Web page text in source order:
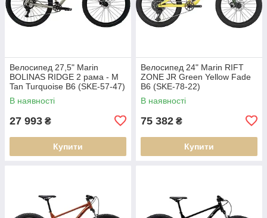
Велосипед 27,5" Marin
BOLINAS RIDGE 2 рама - M
Tan Turquoise B6 (SKE-57-47)
В наявності
27 993 ₴
Купити
Велосипед 24" Marin RIFT
ZONE JR Green Yellow Fade
B6 (SKE-78-22)
В наявності
75 382 ₴
Купити